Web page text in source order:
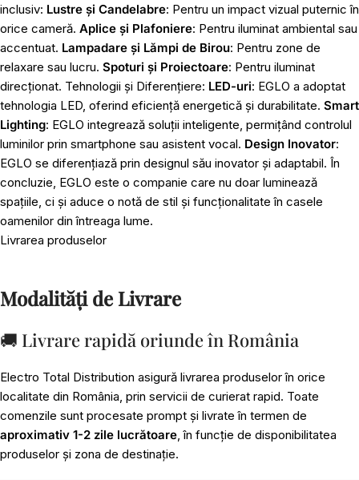
inclusiv: Lustre și Candelabre: Pentru un impact vizual puternic în
orice cameră. Aplice și Plafoniere: Pentru iluminat ambiental sau
accentuat. Lampadare și Lămpi de Birou: Pentru zone de
relaxare sau lucru. Spoturi și Proiectoare: Pentru iluminat
direcționat. Tehnologii și Diferențiere: LED-uri: EGLO a adoptat
tehnologia LED, oferind eficiență energetică și durabilitate. Smart
Lighting: EGLO integrează soluții inteligente, permițând controlul
luminilor prin smartphone sau asistent vocal. Design Inovator:
EGLO se diferențiază prin designul său inovator și adaptabil. În
concluzie, EGLO este o companie care nu doar luminează
spațiile, ci și aduce o notă de stil și funcționalitate în casele
oamenilor din întreaga lume.
Livrarea produselor
Modalități de Livrare
🚚 Livrare rapidă oriunde în România
Electro Total Distribution asigură livrarea produselor în orice
localitate din România, prin servicii de curierat rapid. Toate
comenzile sunt procesate prompt și livrate în termen de
aproximativ 1-2 zile lucrătoare, în funcție de disponibilitatea
produselor și zona de destinație.